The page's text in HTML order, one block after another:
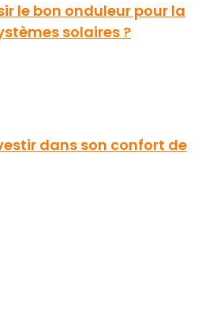
le bon onduleur pour la
solaires ?
dans son confort de